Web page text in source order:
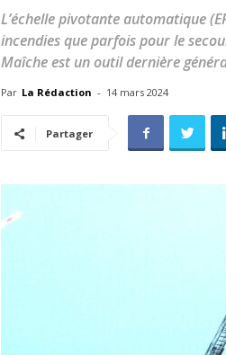
L’échelle pivotante automatique
incendies que parfois pour le
Maîche est un outil dernière
Par La Rédaction - 14 mars 2024
Partager